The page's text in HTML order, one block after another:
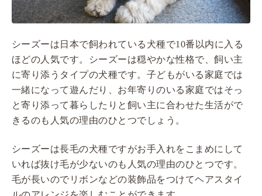
シーズーは日本で飼われている犬種で10番以内に入る
ほどの人気です。シーズーは穏やかな性格で、飼い主
に寄り添うタイプの犬種です。子どもがいる家庭では
一緒になって遊んだり、お年寄りのいる家庭ではそっ
と寄り添って暮らしたりと飼い主に合わせた生活がで
きるのも人気の理由のひとつでしょう。
シーズーは長毛の犬種ですがお手入れをこまめにして
いれば抜け毛が少ないのも人気の理由のひとつです。
毛が長いのでリボンなどの装飾品をつけてヘアスタイ